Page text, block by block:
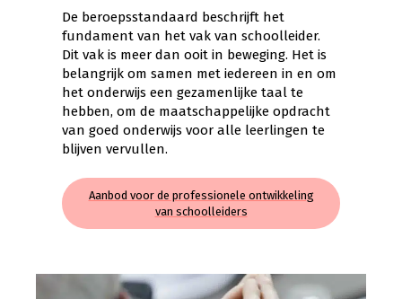
De beroepsstandaard beschrijft het
fundament van het vak van schoolleider.
Dit vak is meer dan ooit in beweging. Het is
belangrijk om samen met iedereen in en om
het onderwijs een gezamenlijke taal te
hebben, om de maatschappelijke opdracht
van goed onderwijs voor alle leerlingen te
blijven vervullen.
Aanbod voor de professionele ontwikkeling
van schoolleiders